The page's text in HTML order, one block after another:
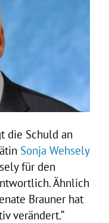
die Schuld an
Sonja Wehsely
für den
Ähnlich
Braunerhat
verändert.“